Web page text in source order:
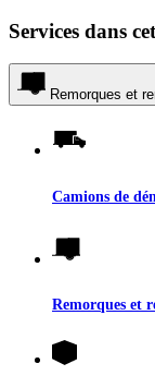
Services dans
Remorques et
Camions de
Remorques et